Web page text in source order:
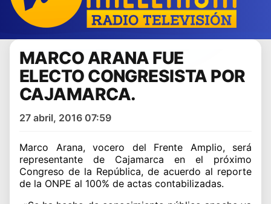
MARCO ARANA FUE
ELECTO CONGRESISTA POR
CAJAMARCA.
27 abril, 2016 07:59
Marco Arana, vocero del Frente Amplio, será
representante de Cajamarca en el próximo
Congreso de la República, de acuerdo al reporte
de la ONPE al 100% de actas contabilizadas.